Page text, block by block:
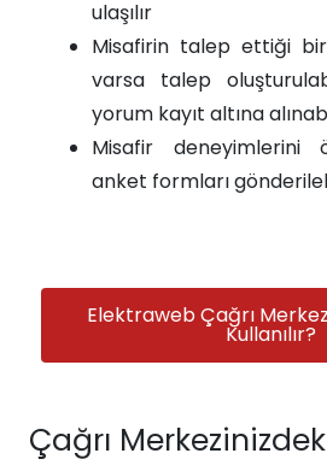
ulaşılır
Misafirin talep ettiği
varsa talep
yorum kayıt altına
Misafir deneyimlerini
anket formları
Elektraweb Çağrı
Kullanılır?
Çağrı